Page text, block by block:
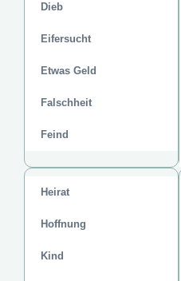
Dieb
Eifersucht
Etwas Geld
Falschheit
Feind
Heirat
Hoffnung
Kind